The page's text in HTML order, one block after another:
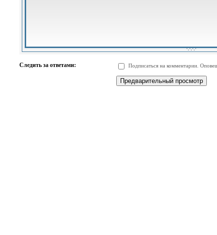
-
-
-
-
-
-
-
Следить за ответами: Подписаться на комментарии.